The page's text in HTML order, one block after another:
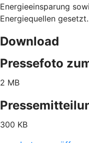
Energieeinsparung
Energiequellen gesetzt.
Download
Pressefoto
2 MB
300 KB